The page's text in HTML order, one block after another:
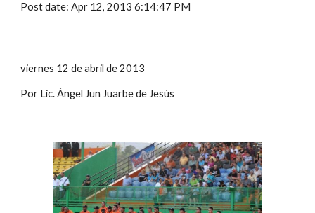
Post date: Apr 12, 2013 6:14:47 PM
viernes 12 de abril de 2013
Por Lic. Ángel Jun Juarbe de Jesús